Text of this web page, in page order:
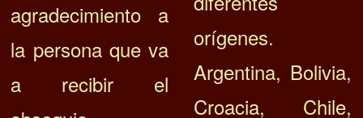
agradecimiento a
la persona que va
a recibir el
orígenes.
Argentina, Bolivia,
Croacia, Chile,